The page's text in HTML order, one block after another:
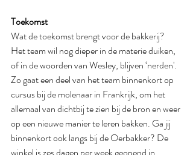
Toekomst
Wat de toekomst brengt voor de bakkerij?
Het team wil nog dieper in de materie duiken,
of in de woorden van Wesley, blijven ‘nerden'.
Zo gaat een deel van het team binnenkort op
cursus bij de molenaar in Frankrijk, om het
allemaal van dichtbij te zien bij de bron en weer
op een nieuwe manier te leren bakken. Ga jij
binnenkort ook langs bij de Oerbakker? De
winkel is zes dagen per week geopend in